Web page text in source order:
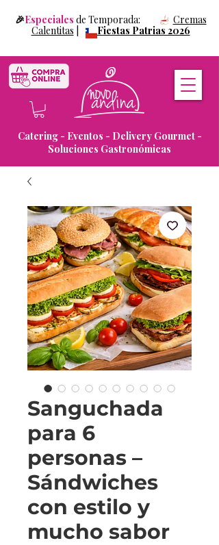
Catering - Eventos - Delivery Gourmet -
Soluciones Gastronómicas
🎉Especiales de Temporada: Cremas
Calentitas
Fiestas Patrias 2026
Sanguchada
para 6
personas –
Sándwiches
con estilo y
mucho sabor